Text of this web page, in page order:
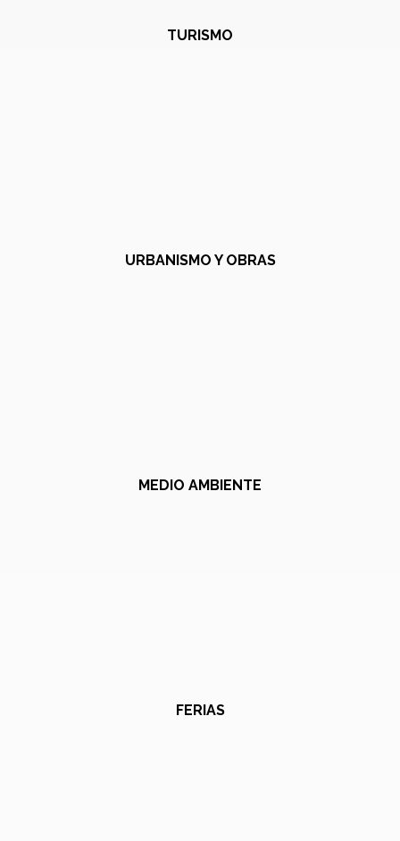
TURISMO
URBANISMO Y OBRAS
MEDIO AMBIENTE
FERIAS